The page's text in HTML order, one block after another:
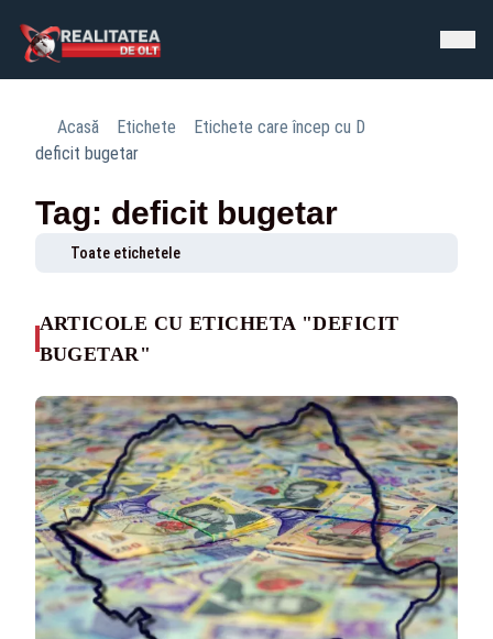
Acasă Etichete
Etichete care încep cu D
deficit bugetar
Tag: deficit bugetar
Toate etichetele
ARTICOLE CU ETICHETA "DEFICIT
BUGETAR"